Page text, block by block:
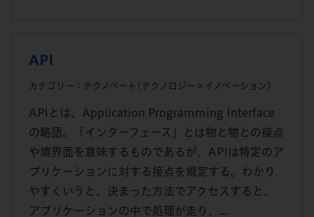
API
カテゴリー：テクノベート(テクノロジー×イノベーション)
APIとは、Application Programming Interface
の略語。「インターフェース」とは物と物との接点
や境界面を意味するものであるが、APIは特定のア
プリケーションに対する接点を規定する。わかり
やすくいうと、決まった方法でアクセスすると、
アプリケーションの中で処理が走り、...